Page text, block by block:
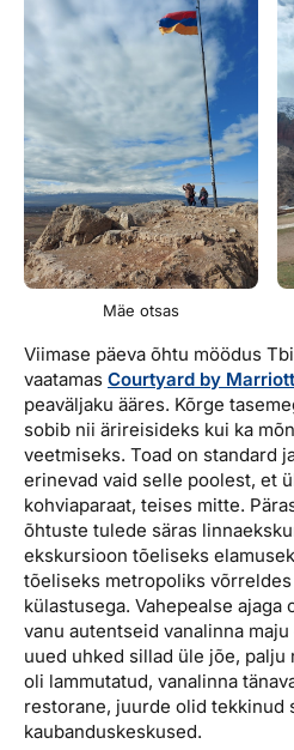
Mäe otsas
Viimase päeva õhtu möödus
vaatamas Courtyard by Marriott
peaväljaku ääres. Kõrge
sobib nii ärireisideks kui ka
veetmiseks. Toad on standard
erinevad vaid selle poolest, et
kohviaparaat, teises mitte.
õhtuste tulede säras
ekskursioon tõeliseks
tõeliseks metropoliks
külastusega. Vahepealse ajaga
vanu autentseid vanalinna
uued uhked sillad üle jõe, palju
oli lammutatud, vanalinna
restorane, juurde olid tekkinud
kaubanduskeskused.